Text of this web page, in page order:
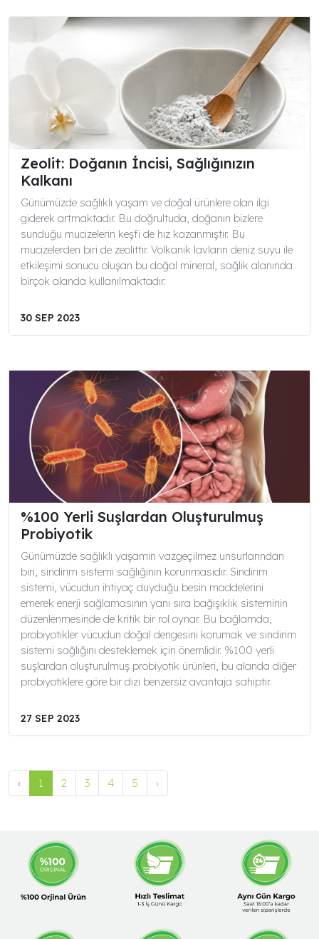
Zeolit: Doğanın İncisi, Sağlığınızın
Kalkanı
Günümüzde sağlıklı yaşam ve doğal ürünlere olan ilgi
giderek artmaktadır. Bu doğrultuda, doğanın bizlere
sunduğu mucizelerin keşfi de hız kazanmıştır. Bu
mucizelerden biri de zeolittir. Volkanik lavların deniz suyu ile
etkileşimi sonucu oluşan bu doğal mineral, sağlık alanında
birçok alanda kullanılmaktadır.
30 SEP 2023
%100 Yerli Suşlardan Oluşturulmuş
Probiyotik
Günümüzde sağlıklı yaşamın vazgeçilmez unsurlarından
biri, sindirim sistemi sağlığının korunmasıdır. Sindirim
sistemi, vücudun ihtiyaç duyduğu besin maddelerini
emerek enerji sağlamasının yanı sıra bağışıklık sisteminin
düzenlenmesinde de kritik bir rol oynar. Bu bağlamda,
probiyotikler vücudun doğal dengesini korumak ve sindirim
sistemi sağlığını desteklemek için önemlidir. %100 yerli
suşlardan oluşturulmuş probiyotik ürünleri, bu alanda diğer
probiyotiklere göre bir dizi benzersiz avantaja sahiptir.
27 SEP 2023
‹ 1 2 3 4 5 ›